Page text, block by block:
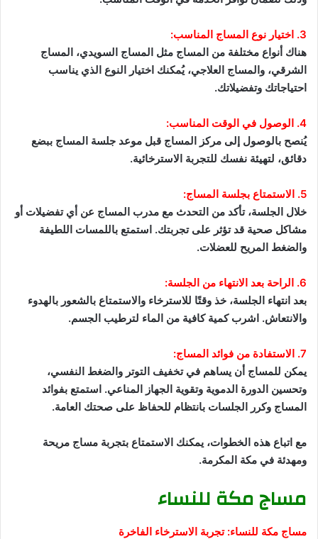
3. اختيار نوع المساج المناسب:
هناك أنواع مختلفة من المساج مثل المساج السويدي، المساج
الشرقي، والمساج العلاجي، يُمكنك اختيار النوع الذي يناسب
احتياجاتك وتفضيلاتك.
4. الوصول في الوقت المناسب:
يُنصح بالوصول إلى مركز المساج قبل موعد جلسة المساج ببضع
دقائق، لتهيئة نفسك للتجربة الاسترخائية.
5. الاستمتاع بجلسة المساج:
خلال الجلسة، تأكد من التحدث مع مدرب المساج عن أي تفضيلات أو
مشاكل صحية قد تؤثر على تجربتك. استمتع باللمسات اللطيفة
والضغط المريح للعضلات.
6. الراحة بعد الانتهاء من الجلسة:
بعد انتهاء الجلسة، خذ وقتًا للاسترخاء والاستمتاع بالشعور بالهدوء
والانتعاش. اشرب كمية كافية من الماء لترطيب الجسم.
7. الاستفادة من فوائد المساج:
يمكن للمساج أن يساهم في تخفيف التوتر والضغط النفسي،
وتحسين الدورة الدموية وتقوية الجهاز المناعي. استمتع بفوائد
المساج وكرر الجلسات بانتظام للحفاظ على صحتك العامة.
مع اتباع هذه الخطوات، يمكنك الاستمتاع بتجربة مساج مريحة
ومهدئة في مكة المكرمة.
مساج مكة للنساء
مساج مكة للنساء: تجربة الاسترخاء الفاخرة